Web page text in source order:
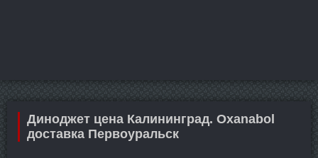
Диноджет цена Калининград. Oxanabol
доставка Первоуральск